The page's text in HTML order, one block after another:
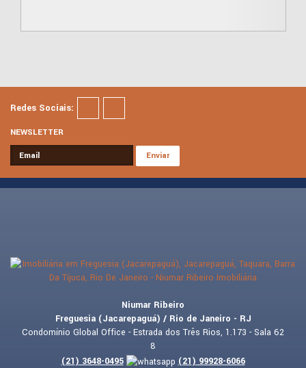
Redes Sociais:
NEWSLETTER
Niumar Ribeiro
Freguesia (Jacarepaguá) / Rio de Janeiro - RJ
Condomínio Global Office - Estrada dos Três Rios, 1.173 - Sala 62
8
(21) 3648-0495 (21) 99928-6066